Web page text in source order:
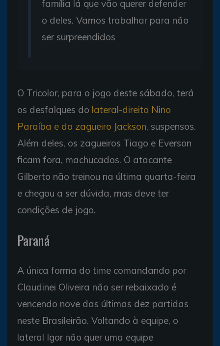
família lá que vão querer defender
o deles. Vamos trabalhar para não
ser surpreendidos
O Tricolor, para o jogo deste sábado, terá
os desfalques do lateral-direito Nino
Paraíba e do zagueiro Jackson, suspensos.
Além deles, os zagueiros Tiago e Everson
ficam fora, machucados. O atacante
Gilberto não treinou na última quarta-feira
e chegou a ser dúvida, mas deve ter
condições de jogo.
Paraná
A única forma do time comandando por
Claudinei Oliveira não ser rebaixado é
vencendo nove das últimas dez partidas
neste Brasileirão. Voltando à equipe, o
lateral Igor não quer uma equipe